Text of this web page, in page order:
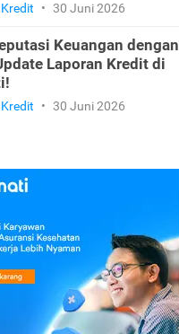
• 30 Juni 2026
Keuangan dengan
Laporan Kredit di
• 30 Juni 2026